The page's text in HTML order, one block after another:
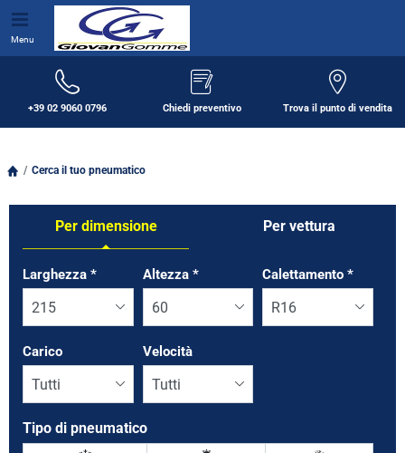
Menu
+39 02 9060 0796 Chiedi preventivo Trova il punto di vendita
Cerca il tuo pneumatico
Per dimensione Per vettura
Tab updated: Per dimensione
Larghezza * Altezza * Calettamento*
Carico Velocità
Tipo di pneumatico